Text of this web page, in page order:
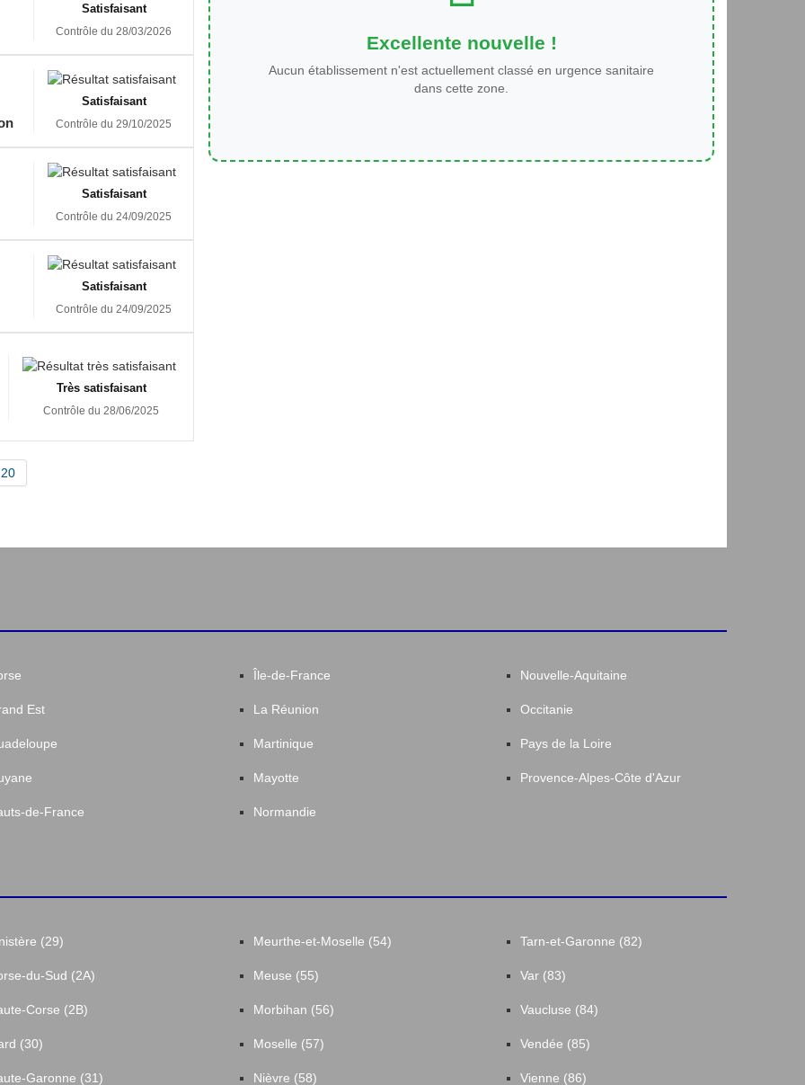
Satisfaisant
Contrôle du 28/03/2026
Satisfaisant
Contrôle du 29/10/2025
Satisfaisant
Contrôle du 24/09/2025
Satisfaisant
Contrôle du 24/09/2025
Très satisfaisant
Contrôle du 28/06/2025
20
Excellente nouvelle !
Aucun établissement n'est actuellement classé en urgence sanitaire
dans cette zone.
Est
de-France
Île-de-France
La Réunion
Martinique
Mayotte
Normandie
Nouvelle-Aquitaine
Occitanie
Pays de la Loire
Provence-Alpes-Côte d'Azur
(29)
du-Sud (2A)
Corse (2B)
(30)
Garonne (31)
Meurthe-et-Moselle (54)
Meuse (55)
Morbihan (56)
Moselle (57)
Nièvre (58)
Tarn-et-Garonne (82)
Var (83)
Vaucluse (84)
Vendée (85)
Vienne (86)